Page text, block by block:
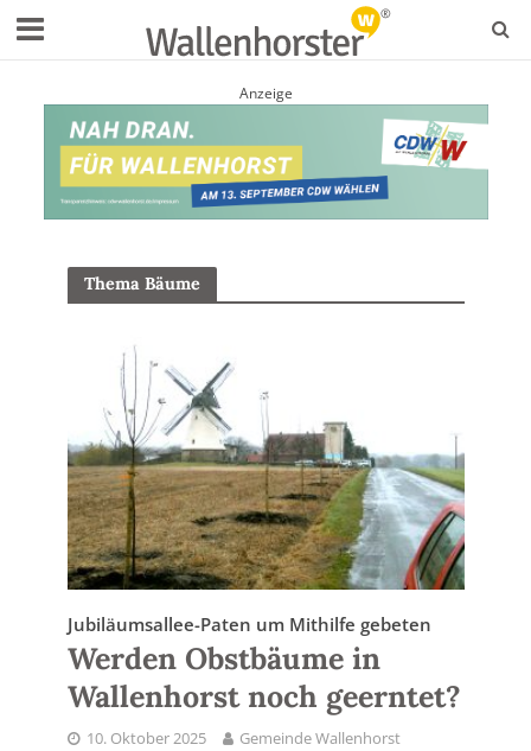
Anzeige
Thema Bäume
Jubiläumsallee-Paten um Mithilfe gebeten
Werden Obstbäume in
Wallenhorst noch geerntet?
10. Oktober 2025
Gemeinde Wallenhorst